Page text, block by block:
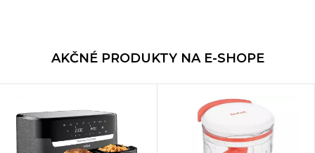
AKČNÉ PRODUKTY NA E-SHOPE